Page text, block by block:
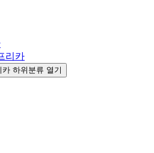
리카
하위분류 열기